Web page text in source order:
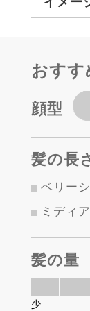
おすす
顔型
髪の長
ベリー
ミディ
髪の量
少